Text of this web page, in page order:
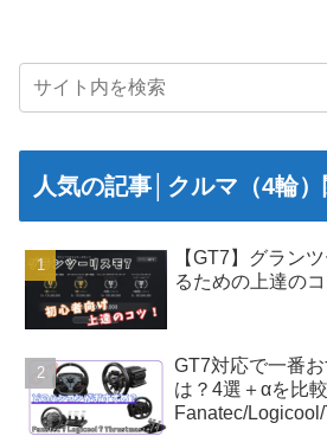
人気の記事│クルマ（4輪）
【GT7】グラン
るための上達のコ
GT7対応で一番
は？4選＋αを比較
Fanatec/